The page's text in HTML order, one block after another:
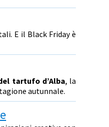
E il Black Friday è
tartufo d’Alba, la
autunnale.